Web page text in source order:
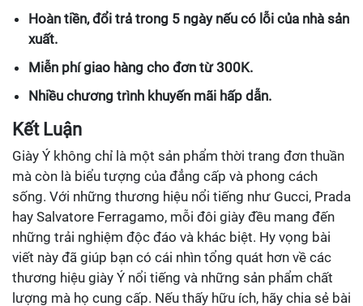
Hoàn tiền, đổi trả trong 5 ngày nếu có lỗi của nhà sản
xuất.
Miễn phí giao hàng cho đơn từ 300K.
Nhiều chương trình khuyến mãi hấp dẫn.
Kết Luận
Giày Ý không chỉ là một sản phẩm thời trang đơn thuần
mà còn là biểu tượng của đẳng cấp và phong cách
sống. Với những thương hiệu nổi tiếng như Gucci, Prada
hay Salvatore Ferragamo, mỗi đôi giày đều mang đến
những trải nghiệm độc đáo và khác biệt. Hy vọng bài
viết này đã giúp bạn có cái nhìn tổng quát hơn về các
thương hiệu giày Ý nổi tiếng và những sản phẩm chất
lượng mà họ cung cấp. Nếu thấy hữu ích, hãy chia sẻ bài